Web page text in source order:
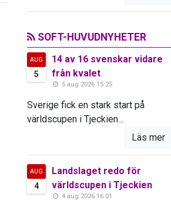
SOFT-HUVUDNYHETER
AUG
5
14 av 16 svenskar vidare
från kvalet
5 aug 2026 15:25
Sverige fick en stark start på
världscupen i Tjeckien...
Läs mer
AUG
4
Landslaget redo för
världscupen i Tjeckien
4 aug 2026 16:01